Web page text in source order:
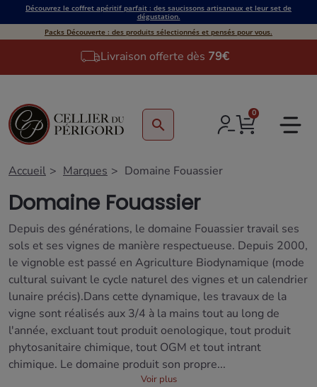
Découvrez le coffret apéritif parfait : des saucissons artisanaux et leur set de
dégustation.
Packs Découverte : des produits sélectionnés et pensés pour vous.
Livraison offerte dès 79€
search
0
Accueil Marques Domaine Fouassier
Domaine Fouassier
Depuis des générations, le domaine Fouassier travail ses
sols et ses vignes de manière respectueuse. Depuis 2000,
le vignoble est passé en Agriculture Biodynamique (mode
cultural suivant le cycle naturel des vignes et un calendrier
lunaire précis).Dans cette dynamique, les travaux de la
vigne sont réalisés aux 3/4 à la mains tout au long de
l'année, excluant tout produit oenologique, tout produit
phytosanitaire chimique, tout OGM et tout intrant
chimique. Le domaine produit son propre...
Voir plus